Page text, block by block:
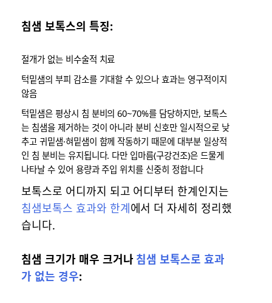
침샘 보톡스의 특징:
절개가 없는 비수술적 치료
턱밑샘의 부피 감소를 기대할 수 있으나 효과는 영구적이지
않음
턱밑샘은 평상시 침 분비의 60~70%를 담당하지만, 보톡스
는 침샘을 제거하는 것이 아니라 분비 신호만 일시적으로 낮
추고 귀밑샘·혀밑샘이 함께 작동하기 때문에 대부분 일상적
인 침 분비는 유지됩니다. 다만 입마름(구강건조)은 드물게
나타날 수 있어 용량과 주입 위치를 신중히 정합니다
보톡스로 어디까지 되고 어디부터 한계인지는
침샘보톡스 효과와 한계에서 더 자세히 정리했
습니다.
침샘 크기가 매우 크거나 침샘 보톡스로 효과
가 없는 경우: